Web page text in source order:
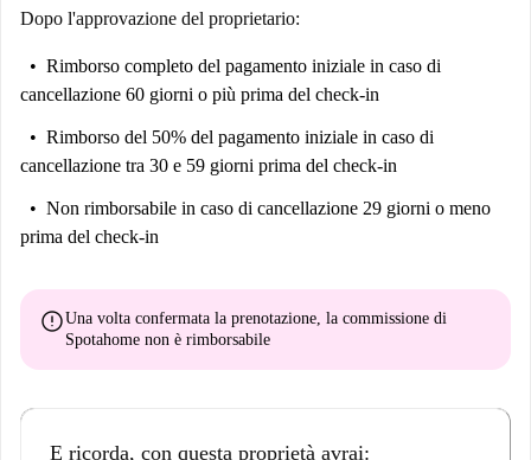
Dopo l'approvazione del proprietario:
Rimborso completo del pagamento iniziale in caso di
cancellazione 60 giorni o più prima del check-in
Rimborso del 50% del pagamento iniziale in caso di
cancellazione tra 30 e 59 giorni prima del check-in
Non rimborsabile in caso di cancellazione 29 giorni o meno
prima del check-in
errorUna volta confermata la prenotazione, la commissione di
Spotahome non è rimborsabile
E ricorda, con questa proprietà avrai: